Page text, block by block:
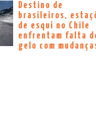
Destino de
brasileiros,
de esqui no Chile
enfrentam falta
gelo com